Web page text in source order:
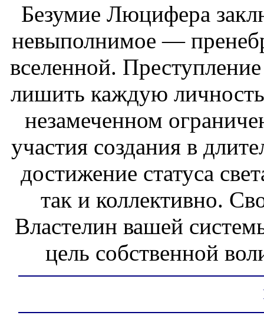
Безумие Люцифера
невыполнимое —
вселенной.
лишить каждую
незамеченном
участия создания в
достижение статуса
так и коллективно.
Властелин вашей
цель собственной